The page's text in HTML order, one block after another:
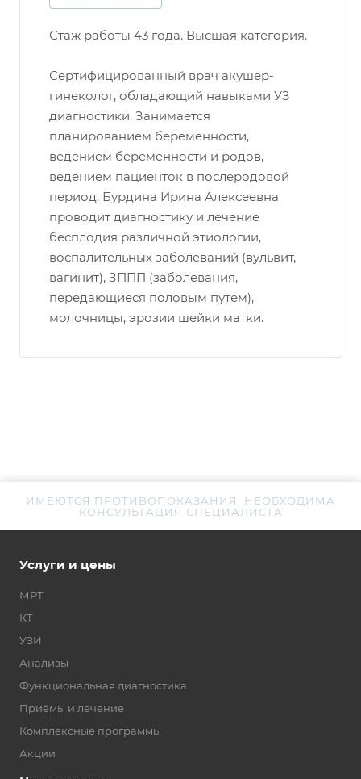
Стаж работы 43 года. Высшая категория.
Сертифицированный врач акушер-
гинеколог, обладающий навыками УЗ
диагностики. Занимается
планированием беременности,
ведением беременности и родов,
ведением пациенток в послеродовой
период. Бурдина Ирина Алексеевна
проводит диагностику и лечение
бесплодия различной этиологии,
воспалительных заболеваний (вульвит,
вагинит), ЗППП (заболевания,
передающиеся половым путем),
молочницы, эрозии шейки матки.
ИМЕЮТСЯ ПРОТИВОПОКАЗАНИЯ. НЕОБХОДИМА
КОНСУЛЬТАЦИЯ СПЕЦИАЛИСТА
Услуги и цены
МРТ
КТ
УЗИ
Анализы
Функциональная диагностика
Приёмы и лечение
Комплексные программы
Акции